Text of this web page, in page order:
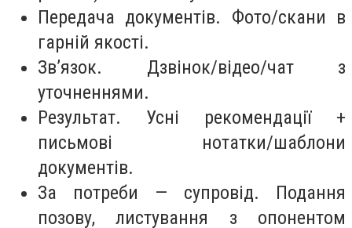
Передача документів. Фото/скани в
гарній якості.
Зв’язок. Дзвінок/відео/чат з
уточненнями.
Результат. Усні рекомендації +
письмові нотатки/шаблони
документів.
За потреби — супровід. Подання
позову, листування з опонентом